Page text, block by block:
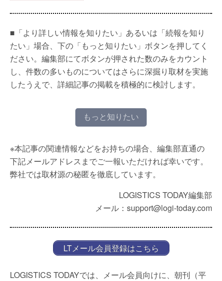
■「より詳しい情報を知りたい」あるいは「続報を知り
たい」場合、下の「もっと知りたい」ボタンを押してく
ださい。編集部にてボタンが押された数のみをカウント
し、件数の多いものについてはさらに深掘り取材を実施
したうえで、詳細記事の掲載を積極的に検討します。
もっと知りたい
※本記事の関連情報などをお持ちの場合、編集部直通の
下記メールアドレスまでご一報いただければ幸いです。
弊社では取材源の秘匿を徹底しています。
LOGISTICS TODAY編集部
メール：support@logi-today.com
LTメール会員登録はこちら
LOGISTICS TODAYでは、メール会員向けに、朝刊（平